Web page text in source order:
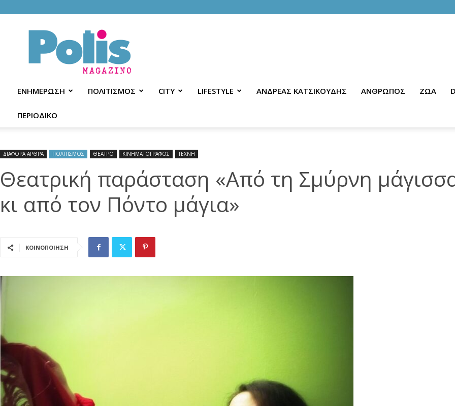
Polis
Magazino
ΕΝΗΜΕΡΩΣΗ ΠΟΛΙΤΙΣΜΟΣ CITY LIFESTYLE ΑΝΔΡΕΑΣ ΚΑΤΣΙΚΟΥΔΗΣ ΑΝΘΡΩΠΟΣ ΖΩΑ
ΠΕΡΙΟΔΙΚΟ
ΔΙΑΦΟΡΑ ΑΡΘΡΑ ΠΟΛΙΤΙΣΜΟΣ ΘΕΑΤΡΟ ΚΙΝΗΜΑΤΟΓΡΑΦΟΣ ΤΕΧΝΗ
Θεατρική παράσταση «Από τη Σμύρνη
κι από τον Πόντο μάγια»
ΚΟΙΝΟΠΟΙΗΣΗ